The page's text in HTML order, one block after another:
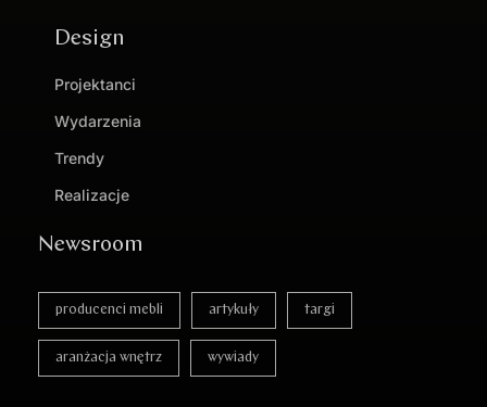
Design
Projektanci
Wydarzenia
Trendy
Realizacje
Newsroom
producenci mebli artykuły targi
aranżacja wnętrz wywiady